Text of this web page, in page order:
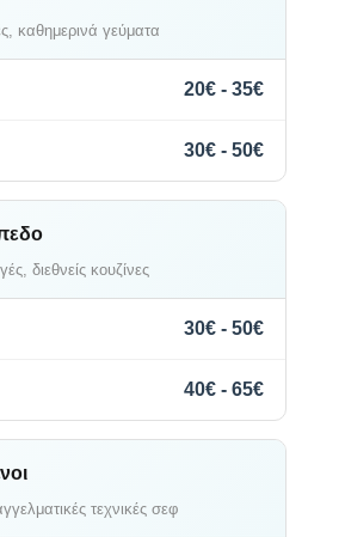
καθημερινά γεύματα
20€ - 35€
30€ - 50€
διεθνείς κουζίνες
30€ - 50€
40€ - 65€
τεχνικές σεφ